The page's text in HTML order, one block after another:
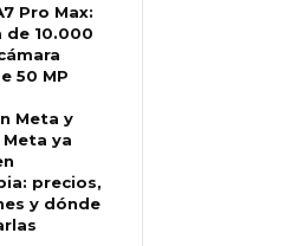
Pro Max:
de 10.000
50 MP
Meta y
ya
precios,
y dónde